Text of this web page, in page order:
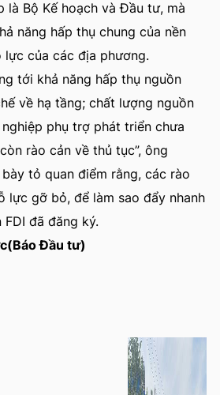
là Bộ Kế hoạch và Đầu tư, mà
năng hấp thụ chung của nền
lực của các địa phương.
tới khả năng hấp thụ nguồn
về hạ tầng; chất lượng nguồn
phụ trợ phát triển chưa
rào cản về thủ tục”, ông
tỏ quan điểm rằng, các rào
lực gỡ bỏ, để làm sao đẩy nhanh
đã đăng ký.
Đầu tư)